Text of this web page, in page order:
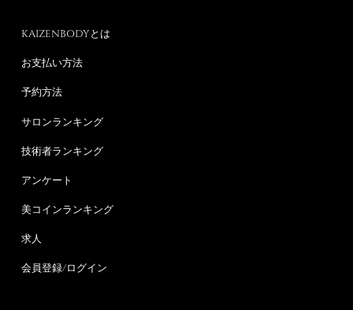
KAIZENBODYとは
お支払い方法
予約方法
サロンランキング
技術者ランキング
アンケート
美コインランキング
求人
会員登録/ログイン